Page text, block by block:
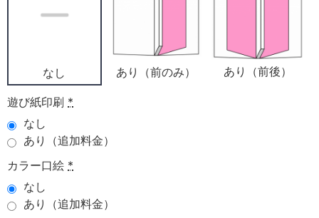
なし あり（前のみ） あり（前後）
遊び紙印刷 *
なし
あり（追加料金）
カラー口絵 *
なし
あり（追加料金）